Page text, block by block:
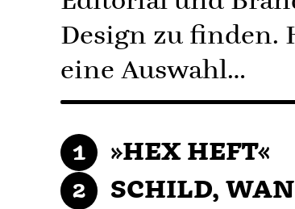
Design zu finden.
eine Auswahl…
»HEX HEFT«
SCHILD,